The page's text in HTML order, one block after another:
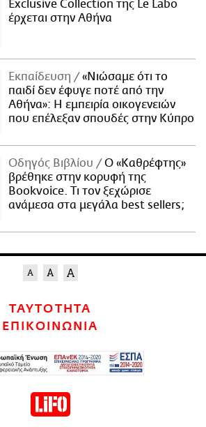
Exclusive Collection της Le Labo
έρχεται στην Αθήνα
Εκπαίδευση
«Νιώσαμε ότι το
παιδί δεν έφυγε ποτέ από την
Αθήνα»: Η εμπειρία οικογενειών
που επέλεξαν σπουδές στην Κύπρο
Οδηγός Βιβλίου
Ο «Καθρέφτης»
βρέθηκε στην κορυφή της
Bookvoice. Τι τον ξεχώρισε
ανάμεσα στα μεγάλα best sellers;
ΤΑΥΤΟΤΗΤΑ
ΕΠΙΚΟΙΝΩΝΙΑ